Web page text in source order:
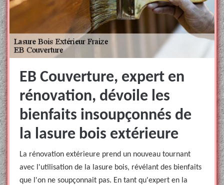
EB Couverture, expert en
rénovation, dévoile les
bienfaits insoupçonnés de
la lasure bois extérieure
La rénovation extérieure prend un nouveau tournant
avec l'utilisation de la lasure bois, révélant des bienfaits
que l'on ne soupçonnait pas. En tant qu'expert en la